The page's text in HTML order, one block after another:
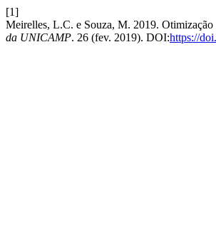
[1]
Meirelles, L.C. e Souza, M. 2019.
da UNICAMP. 26 (fev. 2019). DOI:https://